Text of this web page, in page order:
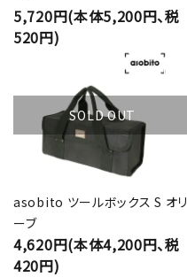
5,720円(本体5,200円、税
520円)
SOLD OUT
asobito ツールボックス S オリ
ーブ
4,620円(本体4,200円、税
420円)